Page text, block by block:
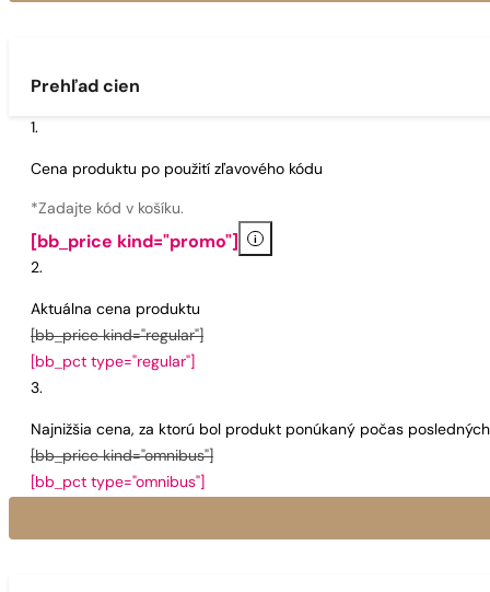
Prehľad cien
Cena produktu po použití zľavového kódu
*Zadajte kód v košíku.
[bb_price kind="promo"] i
Aktuálna cena produktu
[bb_price kind="regular"]
[bb_pct type="regular"]
Najnižšia cena, za ktorú bol produkt ponúkaný počas
[bb_price kind="omnibus"]
[bb_pct type="omnibus"]